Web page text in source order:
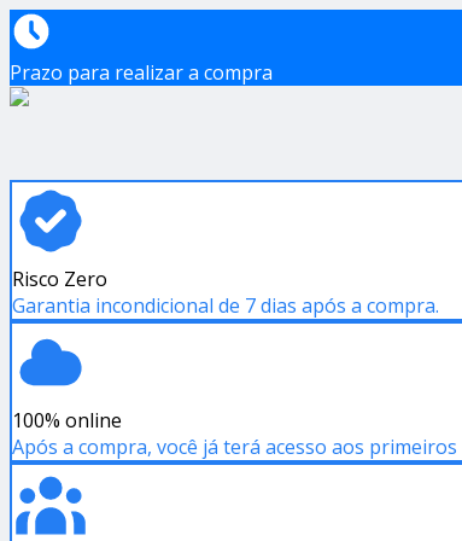
Prazo para realizar a compra
Risco Zero
Garantia incondicional de 7 dias após a compra.
100% online
Após a compra, você já terá acesso aos